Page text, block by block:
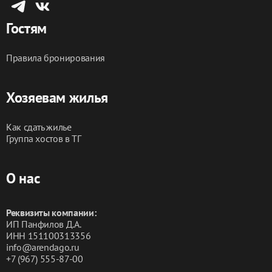
Гостям
Правила бронирования
Хозяевам жилья
Как сдать жилье
Группа хостов в ТГ
О нас
Реквизиты компании:
ИП Панфилов Д.А.
ИНН 151100313356
info@arendago.ru
+7 (967) 555-87-00